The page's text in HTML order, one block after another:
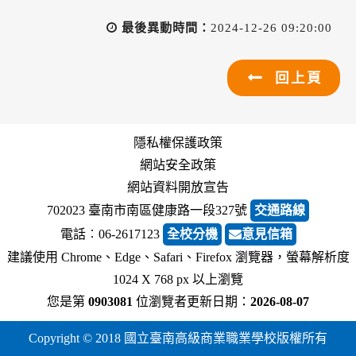
最後異動時間： 2024-12-26 09:20:00
回上頁
隱私權保護政策
網站安全政策
網站資料開放宣告
702023 臺南市南區健康路一段327號 交通路線
電話︰06-2617123 全校分機
意見信箱
建議使用 Chrome、Edge、Safari、Firefox 瀏覽器，螢幕解析度
1024 X 768 px 以上瀏覽
您是第 0903081 位瀏覽者更新日期： 2026-08-07
Copyright © 2018 國立臺南高級商業職業學校版權所有